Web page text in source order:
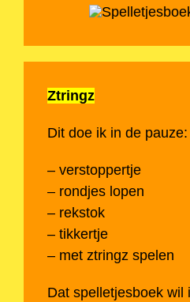
Ztringz
Dit doe ik in de pauze:
– verstoppertje
– rondjes lopen
– rekstok
– tikkertje
– met ztringz spelen
Dat spelletjesboek wil